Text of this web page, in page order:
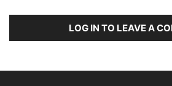
LOG IN TO LEAVE A